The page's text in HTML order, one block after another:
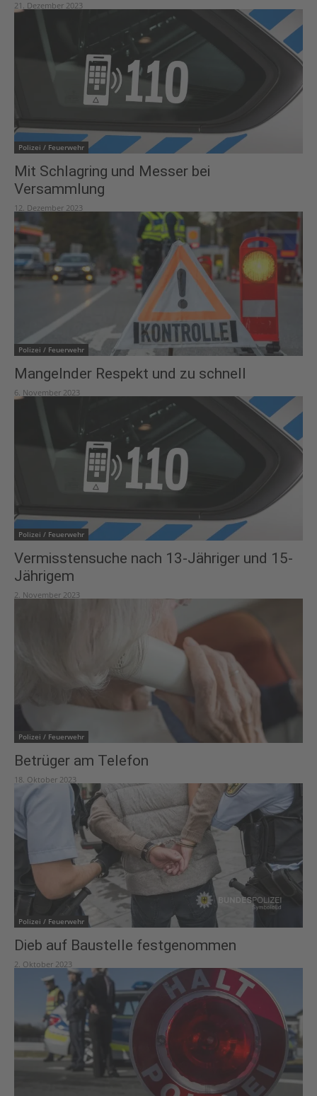
21. Dezember 2023
Polizei / Feuerwehr
Mit Schlagring und Messer bei
Versammlung
12. Dezember 2023
Polizei / Feuerwehr
Mangelnder Respekt und zu schnell
6. November 2023
Polizei / Feuerwehr
Vermisstensuche nach 13-Jähriger und 15-
Jährigem
2. November 2023
Polizei / Feuerwehr
Betrüger am Telefon
18. Oktober 2023
Polizei / Feuerwehr
Dieb auf Baustelle festgenommen
2. Oktober 2023